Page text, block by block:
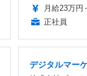
月給23万円
正社員
デジタルマー